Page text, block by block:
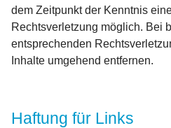
dem Zeitpunkt der Kenntnis
Rechtsverletzung möglich. Bei
entsprechenden
Inhalte umgehend entfernen.
Haftung für Links